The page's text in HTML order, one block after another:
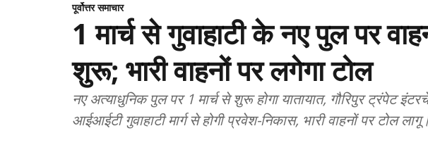
पूर्वोत्तर समाचार
1 मार्च से गुवाहाटी के नए पुल पर
शुरू; भारी वाहनों पर लगेगा टोल
नए अत्याधुनिक पुल पर 1 मार्च से शुरू होगा यातायात, गौरिपुर ट्रंपेट
आईआईटी गुवाहाटी मार्ग से होगी प्रवेश-निकास, भारी वाहनों पर टोल